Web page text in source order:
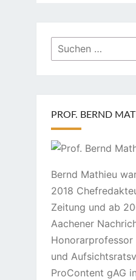
Suchen
nach:
PROF. BERND
Bernd Mathieu
2018
Zeitung und ab
Aachener
Honorarprofessor
und
ProContent gAG